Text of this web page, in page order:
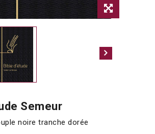
Semeur
noire tranche dorée